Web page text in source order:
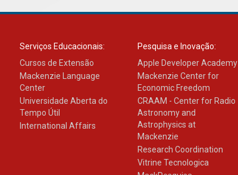
Serviços Educacionais:
Cursos de Extensão
Mackenzie Language
Center
Universidade Aberta do
Tempo Útil
International Affairs
Pesquisa e Inovação:
Apple Developer Academy
Mackenzie Center for
Economic Freedom
CRAAM - Center for Radio
Astronomy and
Astrophysics at
Mackenzie
Research Coordination
Vitrine Tecnologica